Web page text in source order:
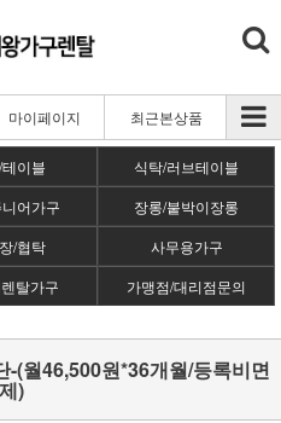
마이페이지 최근본상품
이블
식탁/러브테이블
어가구
장롱/붙박이장롱
/협탁
사무용가구
탈가구
가맹점/대리점문의
(월46,500원*36개월/등록비면
제)